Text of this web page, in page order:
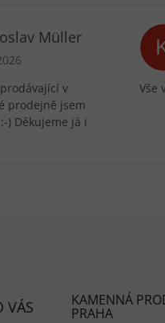
Müller
obchodu je 5 z 5
v
prodejně jsem
) Děkujeme já i
Vše
VÁS KAMENNÁ
PRAHA